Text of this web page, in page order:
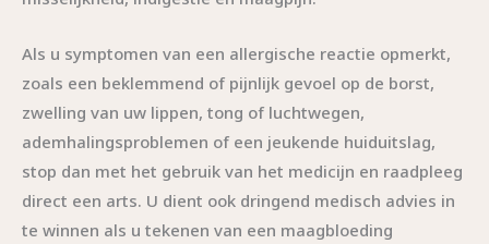
Als u symptomen van een allergische reactie opmerkt,
zoals een beklemmend of pijnlijk gevoel op de borst,
zwelling van uw lippen, tong of luchtwegen,
ademhalingsproblemen of een jeukende huiduitslag,
stop dan met het gebruik van het medicijn en raadpleeg
direct een arts. U dient ook dringend medisch advies in
te winnen als u tekenen van een maagbloeding